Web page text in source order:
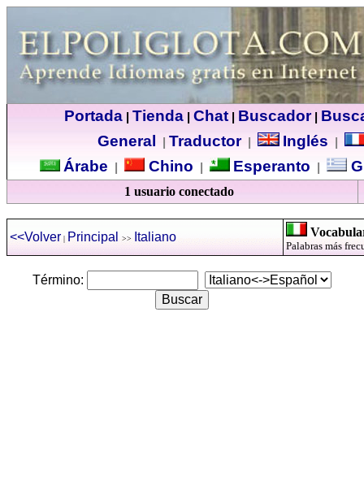
Portada| Tienda| Chat| Buscador|
General
Traductor| Inglés
Árabe Chino Esperanto
1 usuario conectado
<<Volver | Principal >> Italiano
Palabras más
Término: